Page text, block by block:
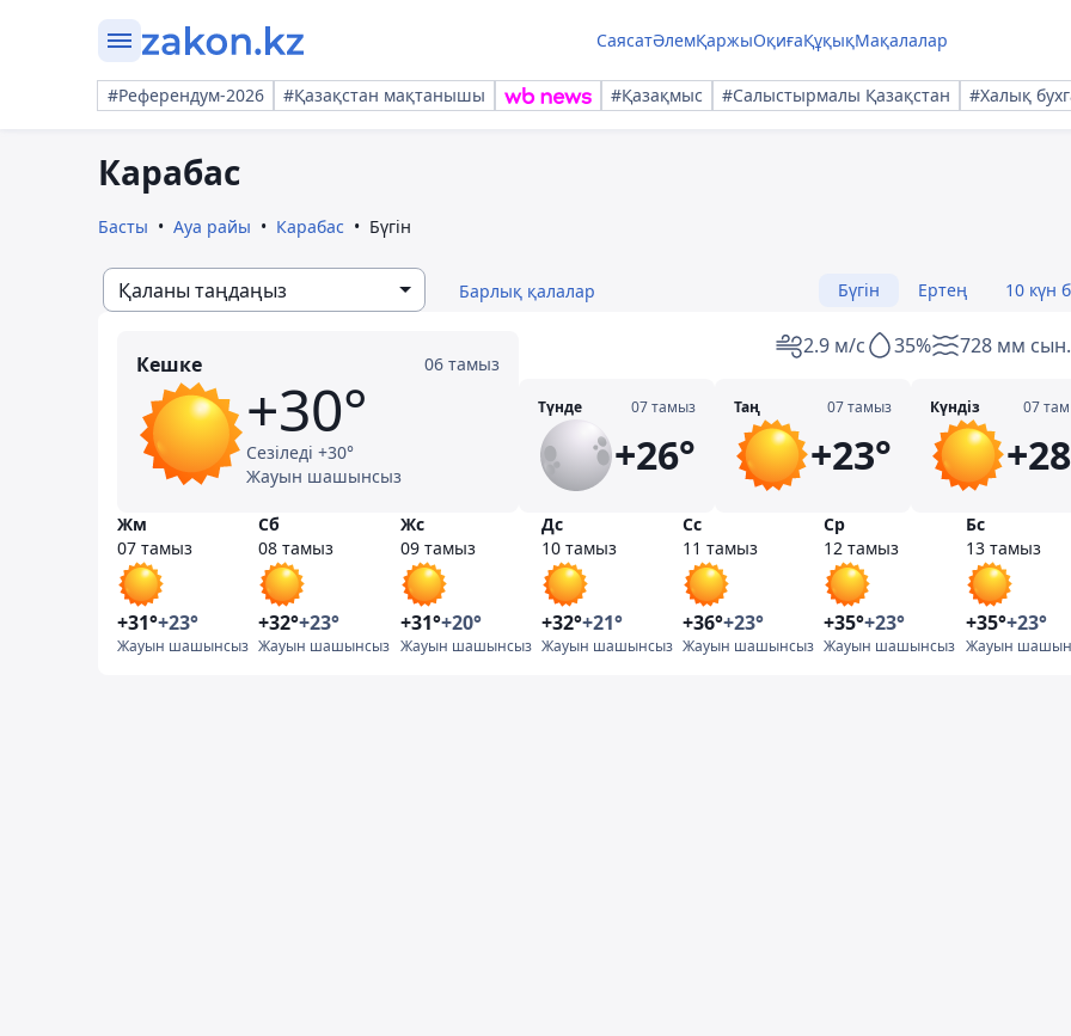
СаясатӘлемҚаржыОқиғаҚұқықМақалалар
#Референдум-2026 #Қазақстан мақтанышы #Қазақмыс #Салыстырмалы Қазақстан #Халық
Карабас
Басты Ауа райы Карабас Бүгін
Қаланы таңдаңыз Барлық қалалар Бүгін Ертең 10 күн
Кешке 06 тамыз
+30°
Сезіледі +30°
Жауын шашынсыз
2.9 м/с 35% 728 мм
Түнде 07 тамыз
+26°
Таң 07 тамыз
+23°
Күндіз 07
Жм
07 тамыз
+31°+23°
Жауын шашынсыз
Сб
08 тамыз
+32°+23°
Жауын шашынсыз
Жс
09 тамыз
+31°+20°
Жауын шашынсыз
Дс
10 тамыз
+32°+21°
Жауын шашынсыз
Сс
11 тамыз
+36°+23°
Жауын шашынсыз
Ср
12 тамыз
+35°+23°
Жауын шашынсыз
Бс
13 тамыз
+35°+23°
Жауын